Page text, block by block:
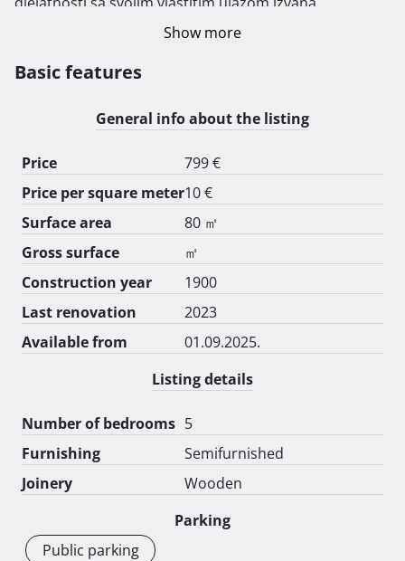
Lokal može biti namjene street food, caffe bar
Najam direktno od vlasnika objekta.
Show more
Basic features
General info about the listing
Price
799 €
Price per square meter10 €
Surface area
80 ㎡
Gross surface
㎡
Construction year
1900
Last renovation
2023
Available from
01.09.2025.
Listing details
Number of bedrooms 5
Furnishing
Semifurnished
Joinery
Wooden
Parking
Public parking